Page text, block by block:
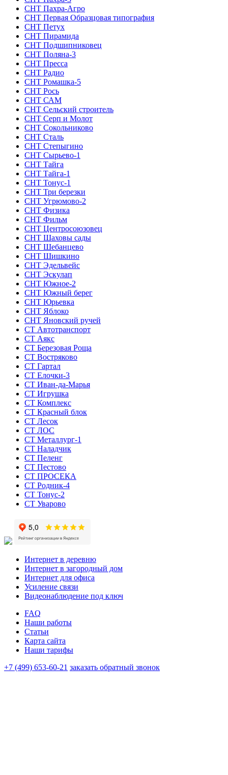
СНТ Пахра-Агро
СНТ Первая Образцовая типография
СНТ Петух
СНТ Пирамида
СНТ Подшипниковец
СНТ Поляна-3
СНТ Пресса
СНТ Радио
СНТ Ромашка-5
СНТ Рось
СНТ САМ
СНТ Сельский строитель
СНТ Серп и Молот
СНТ Сокольниково
СНТ Сталь
СНТ Степыгино
СНТ Сырьево-1
СНТ Тайга
СНТ Тайга-1
СНТ Тонус-1
СНТ Три березки
СНТ Угрюмово-2
СНТ Физика
СНТ Фильм
СНТ Центросоюзовец
СНТ Шаховы сады
СНТ Шебанцево
СНТ Шишкино
СНТ Эдельвейс
СНТ Эскулап
СНТ Южное-2
СНТ Южный берег
СНТ Юрьевка
СНТ Яблоко
СНТ Яновский ручей
СТ Автотранспорт
СТ Аякс
СТ Березовая Роща
СТ Востряково
СТ Гартал
СТ Елочки-3
СТ Иван-да-Марья
СТ Игрушка
СТ Комплекс
СТ Красный блок
СТ Лесок
СТ ЛОС
СТ Металлург-1
СТ Наладчик
СТ Пеленг
СТ Пестово
СТ ПРОСЕКА
СТ Родник-4
СТ Тонус-2
СТ Уварово
Интернет в деревню
Интернет в загородный дом
Интернет для офиса
Усиление связи
Видеонаблюдение под ключ
FAQ
Наши работы
Статьи
Карта сайта
Наши тарифы
+7 (499) 653-60-21 заказать обратный звонок